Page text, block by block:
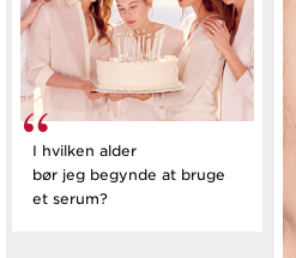
I hvilken alder
bør jeg begynde at bruge
et serum?